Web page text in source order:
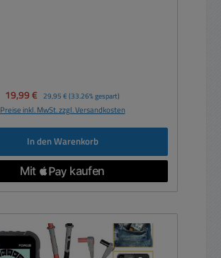
Verkaufspreis:
19,99 € Regulärer Preis:
29,95 € (33.26% gespart)
Preise inkl. MwSt. zzgl. Versandkosten
In den Warenkorb